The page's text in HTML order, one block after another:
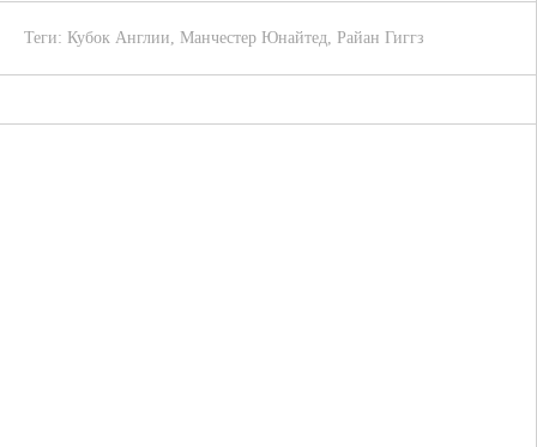
Теги: Кубок Англии, Манчестер Юнайтед, Райан Гиггз